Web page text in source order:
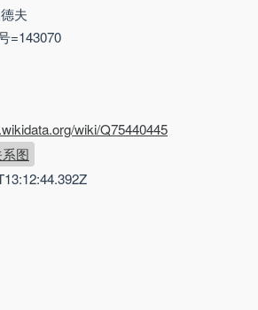
夫
=143070
wiki/Q75440445
图